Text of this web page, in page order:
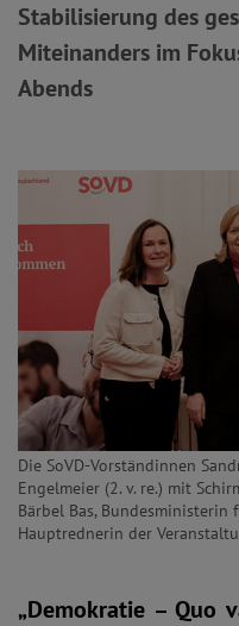
Stabilisierung des
Miteinanders im
Abends
Die SoVD-Vorständinnen
Engelmeier (2. v. re.) mit
Bärbel Bas, Bundesministerin
Hauptrednerin der
„Demokratie – Quo